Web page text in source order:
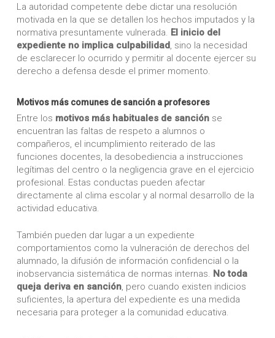
La autoridad competente debe dictar una resolución
motivada en la que se detallen los hechos imputados y la
normativa presuntamente vulnerada. El inicio del
expediente no implica culpabilidad, sino la necesidad
de esclarecer lo ocurrido y permitir al docente ejercer su
derecho a defensa desde el primer momento.
Motivos más comunes de sanción a profesores
Entre los motivos más habituales de sanciónse
encuentran las faltas de respeto a alumnos o
compañeros, el incumplimiento reiterado de las
funciones docentes, la desobediencia a instrucciones
legítimas del centro o la negligencia grave en el ejercicio
profesional. Estas conductas pueden afectar
directamente al clima escolar y al normal desarrollo de la
actividad educativa.
También pueden dar lugar a un expediente
comportamientos como la vulneración de derechos del
alumnado, la difusión de información confidencial o la
inobservancia sistemática de normas internas. No toda
queja deriva en sanción, pero cuando existen indicios
suficientes, la apertura del expediente es una medida
necesaria para proteger a la comunidad educativa.